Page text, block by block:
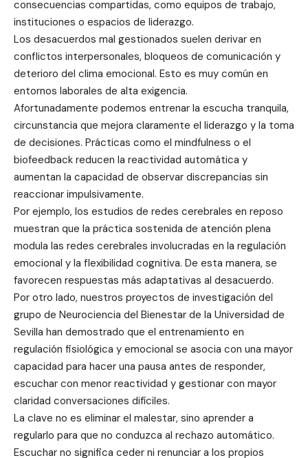
consecuencias compartidas, como equipos de trabajo,
instituciones o espacios de liderazgo.
Los desacuerdos mal gestionados suelen derivar en
conflictos interpersonales, bloqueos de comunicación y
deterioro del clima emocional. Esto es muy común en
entornos laborales de alta exigencia.
Afortunadamente podemos entrenar la escucha tranquila,
circunstancia que mejora claramente el liderazgo y la toma
de decisiones. Prácticas como el mindfulness o el
biofeedback reducen la reactividad automática y
aumentan la capacidad de observar discrepancias sin
reaccionar impulsivamente.
Por ejemplo, los estudios de redes cerebrales en reposo
muestran que la práctica sostenida de atención plena
modula las redes cerebrales involucradas en la regulación
emocional y la flexibilidad cognitiva. De esta manera, se
favorecen respuestas más adaptativas al desacuerdo.
Por otro lado, nuestros proyectos de investigación del
grupo de Neurociencia del Bienestar de la Universidad de
Sevilla han demostrado que el entrenamiento en
regulación fisiológica y emocional se asocia con una mayor
capacidad para hacer una pausa antes de responder,
escuchar con menor reactividad y gestionar con mayor
claridad conversaciones difíciles.
La clave no es eliminar el malestar, sino aprender a
regularlo para que no conduzca al rechazo automático.
Escuchar no significa ceder ni renunciar a los propios